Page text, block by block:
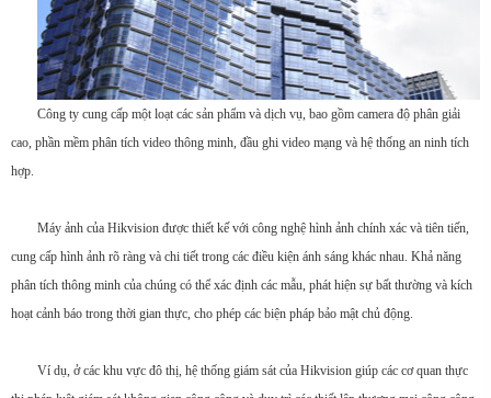
Công ty cung cấp một loạt các sản phẩm và dịch vụ, bao gồm camera độ phân giải
cao, phần mềm phân tích video thông minh, đầu ghi video mạng và hệ thống an ninh tích
hợp.
Máy ảnh của Hikvision được thiết kế với công nghệ hình ảnh chính xác và tiên tiến,
cung cấp hình ảnh rõ ràng và chi tiết trong các điều kiện ánh sáng khác nhau. Khả năng
phân tích thông minh của chúng có thể xác định các mẫu, phát hiện sự bất thường và kích
hoạt cảnh báo trong thời gian thực, cho phép các biện pháp bảo mật chủ động.
Ví dụ, ở các khu vực đô thị, hệ thống giám sát của Hikvision giúp các cơ quan thực